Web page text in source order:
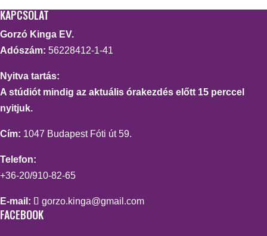
KAPCSOLAT
Gorzó Kinga EV.
Adószám: 56228412-1-41
Nyitva tartás:
A stúdiót mindig az aktuális órakezdés előtt 15 perccel
nyitjuk.
Cím: 1047 Budapest Fóti út 59.
Telefon:
+36-20/910-82-65
E-mail: gorzo.kinga@gmail.com
FACEBOOK